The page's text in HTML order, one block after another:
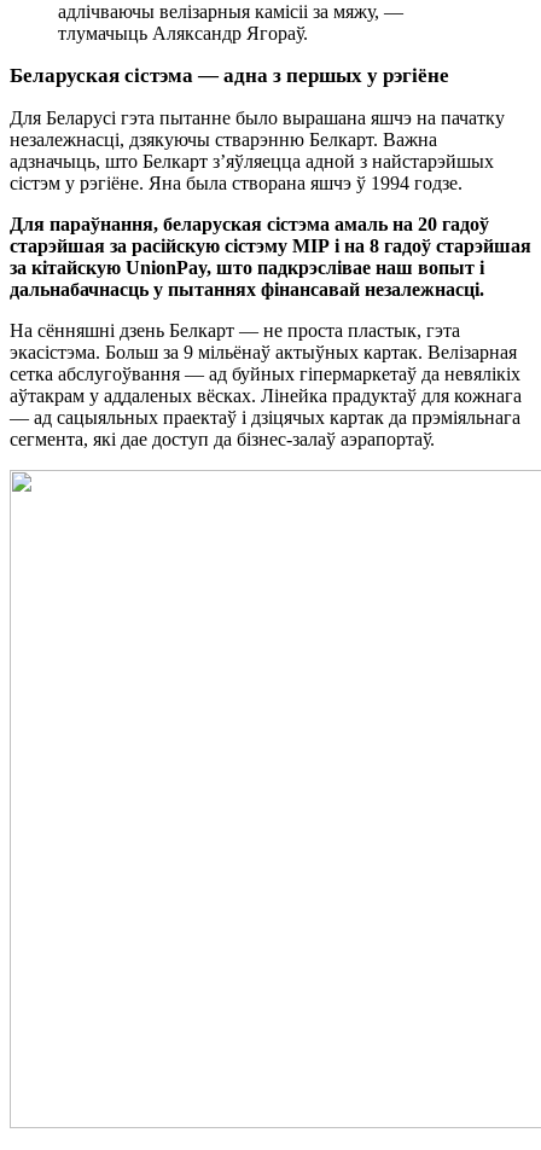
адлічваючы велізарныя камісіі за мяжу, —
тлумачыць Аляксандр Ягораў.
Беларуская сістэма —адна з першых у рэгіёне
Для Беларусі гэта пытанне было вырашана яшчэ на пачатку
незалежнасці, дзякуючы стварэнню Белкарт. Важна
адзначыць, што Белкарт з’яўляецца адной з найстарэйшых
сістэм у рэгіёне. Яна была створана яшчэ ў 1994 годзе.
Для параўнання, беларуская сістэма амаль на 20 гадоў
старэйшая за расійскую сістэму МІР і на 8 гадоў старэйшая
за кітайскую UnіonPay, што падкрэслівае наш вопыт і
дальнабачнасць у пытаннях фінансавай незалежнасці.
На сённяшні дзень Белкарт — не проста пластык, гэта
экасістэма. Больш за 9 мільёнаў актыўных картак. Велізарная
сетка абслугоўвання — ад буйных гіпермаркетаў да невялікіх
аўтакрам у аддаленых вёсках. Лінейка прадуктаў для кожнага
— ад сацыяльных праектаў і дзіцячых картак да прэміяльнага
сегмента, які дае доступ да бізнес-залаў аэрапортаў.